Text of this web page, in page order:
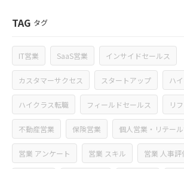
TAG タグ
IT営業 SaaS営業 インサイドセールス
カスタマーサクセス スタートアップ ハ
ハイクラス転職 フィールドセールス リ
不動産営業 保険営業 個人営業・リテー
営業 アンケート 営業 スキル 営業 人事評